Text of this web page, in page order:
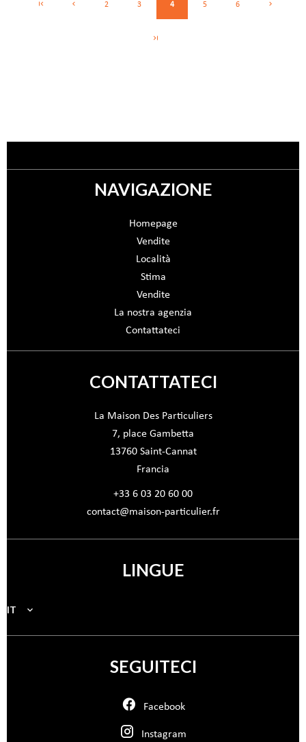
2 3 4 5 6
NAVIGAZIONE
Homepage
Vendite
Località
Stima
Vendite
La nostra agenzia
Contattateci
CONTATTATECI
La Maison Des Particuliers
7, place Gambetta
13760Saint-Cannat
Francia
+33 6 03 20 60 00
contact@maison-particulier.fr
LINGUE
IT
SEGUITECI
Facebook
Instagram